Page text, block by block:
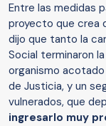
Entre las medidas
proyecto que crea
dijo que tanto la
Social terminaron
organismo
de Justicia, y un
vulnerados, que
ingresarlo muy